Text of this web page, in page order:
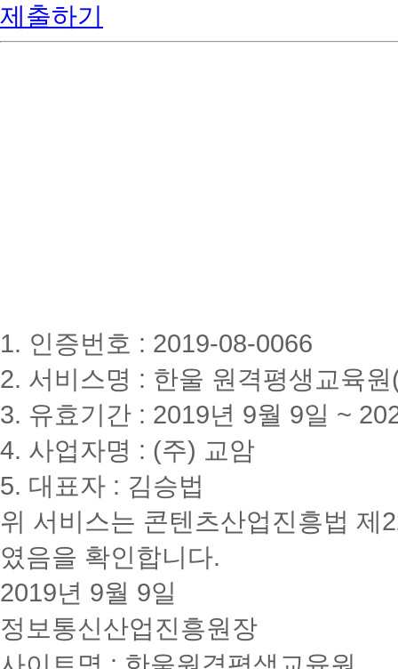
제출하기
1. 인증번호 : 2019-08-0066
2. 서비스명 : 한울 원격평생교육
3. 유효기간 : 2019년 9월 9일 ~
4. 사업자명 : (주) 교암
5. 대표자 : 김승법
위 서비스는 콘텐츠산업진흥법 제
였음을 확인합니다.
2019년 9월 9일
정보통신산업진흥원장